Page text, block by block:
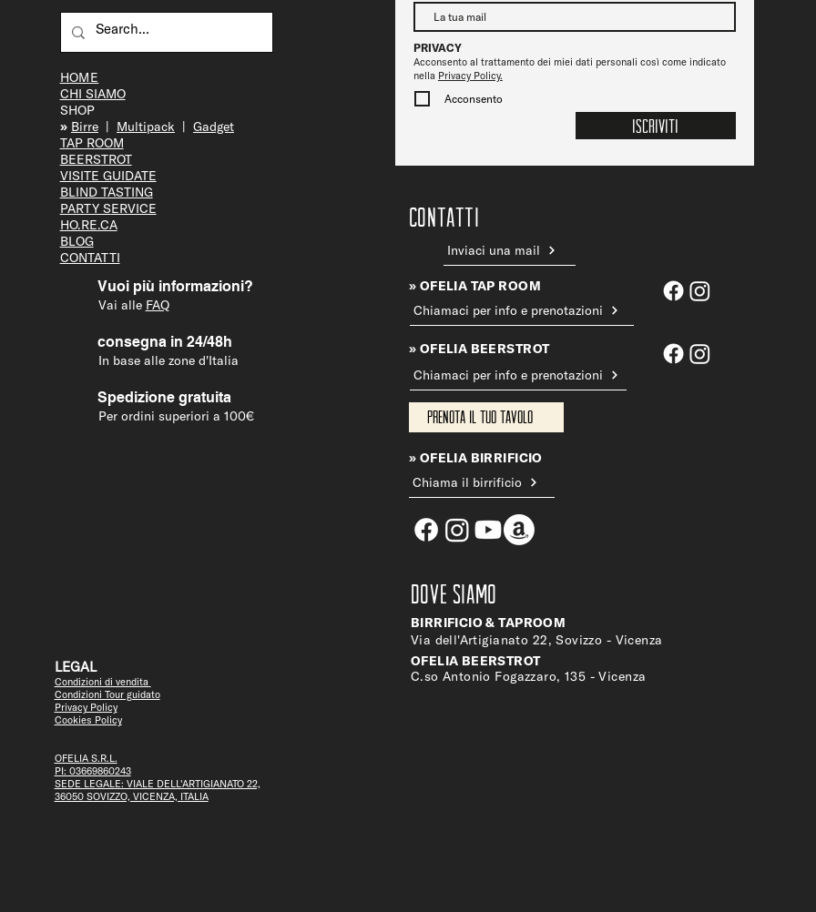
HOME
CHI SIAMO
SHOP
» Birre Multipack
Gadget
TAP ROOM
BEERSTROT
VISITE GUIDATE
BLIND TASTING
PARTY SERVICE
HO.RE.CA
BLOG
CONTATTI
Vuoi più informazioni?
Vai alle FAQ
consegna in 24/48h
In base alle zone d'Italia
Spedizione gratuita
Per ordini superiori a 100€
LEGAL
Condizioni di vendita
Condizioni Tour guidato
Privacy Policy
Cookies Policy
OFELIA S.R.L.
PI: 03669860243
SEDE LEGALE: VIALE DELL'ARTIGIANATO 22,
36050 SOVIZZO, VICENZA, ITALIA
PRIVACY
Acconsento al trattamento dei miei dati personali così come indicato
nella Privacy Policy.
Acconsento
Iscriviti
CONTATTi
Inviaci una mail
» OFELIA TAP ROOM
Chiamaci per info e prenotazioni
» OFELIA BEERSTROT
Chiamaci per info e prenotazioni
Prenota il tuo tavolo
» OFELIA BIRRIFICIO
Chiama il birrificio
DOVE SIAMO
BIRRIFICIO & TAPROOM
Via dell'Artigianato 22, Sovizzo - Vicenza
OFELIA BEERSTROT
C.so Antonio Fogazzaro, 135 - Vicenza